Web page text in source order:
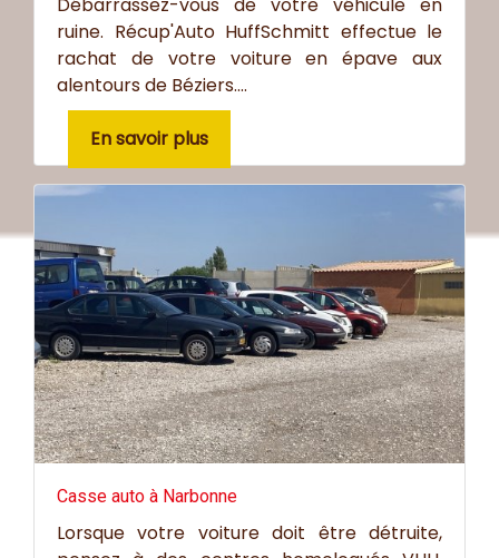
Débarrassez-vous de votre véhicule en
ruine. Récup'Auto HuffSchmitt effectue le
rachat de votre voiture en épave aux
alentours de Béziers....
En savoir plus
Casse auto à Narbonne
Lorsque votre voiture doit être détruite,